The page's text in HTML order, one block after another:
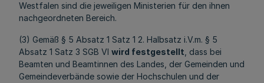
Westfalen sind die jeweiligen Ministerien für den ihnen
nachgeordneten Bereich.
(3) Gemäß § 5 Absatz 1 Satz 1 2. Halbsatz i.V.m. § 5
Absatz 1 Satz 3 SGB VI wird festgestellt , dass bei
Beamten und Beamtinnen des Landes, der Gemeinden und
Gemeindeverbände sowie der Hochschulen und der